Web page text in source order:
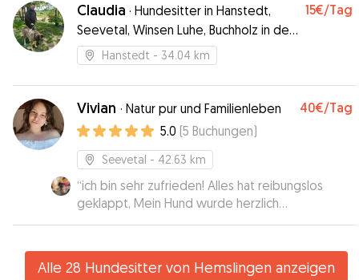
Claudia · Hundesitter in Hanstedt,
Seevetal, Winsen Luhe, Buchholz in der
Nordheide, Salzhausen, Lüneburg
15€/Tag
Hanstedt - 34.04 km
Vivian · Natur pur und Familienleben 40€/Tag
5.0 (5 Buchungen)
Seevetal - 42.63 km
“ich bin sehr zufrieden! Alles hat reibungslos
geklappt, Mein Hund wurde herzlich
aufgenommen und sein Frauchen mit Bildern auf
Alle 28 Hundesitter von Hemslingen anzeigen